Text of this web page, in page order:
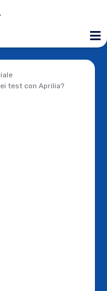
test con Aprilia?